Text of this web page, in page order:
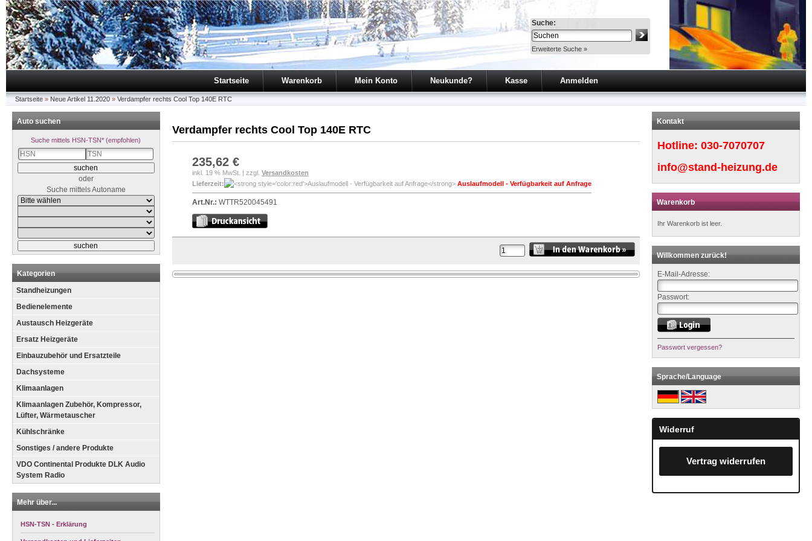
Suche:
Erweiterte Suche »
Startseite Warenkorb Mein Konto Neukunde? Kasse Anmelden
Startseite » Neue Artikel 11.2020 » Verdampfer rechts Cool Top 140E RTC
Verdampfer rechts Cool Top 140E RTC
235,62 €
inkl. 19 % MwSt. | zzgl. Versandkosten
Lieferzeit:
Auslaufmodell - Verfügbarkeit auf Anfrage
Art.Nr.: WTTR520045491
Auto suchen
Suche mittels HSN-TSN* (empfohlen)
oder
Suche mittels Autoname
Kategorien
Standheizungen
Bedienelemente
Austausch Heizgeräte
Ersatz Heizgeräte
Einbauzubehör und Ersatzteile
Dachsysteme
Klimaanlagen
Klimaanlagen Zubehör, Kompressor,
Lüfter, Wärmetauscher
Kühlschränke
Sonstiges / andere Produkte
VDO Continental Produkte DLK Audio
System Radio
Mehr über...
HSN-TSN - Erklärung
Kontakt
Hotline:030-7070707
info@stand-heizung.de
Warenkorb
Ihr Warenkorb ist leer.
Willkommen zurück!
E-Mail-Adresse:
Passwort:
Passwort vergessen?
Sprache/Language
Widerruf
Vertrag widerrufen